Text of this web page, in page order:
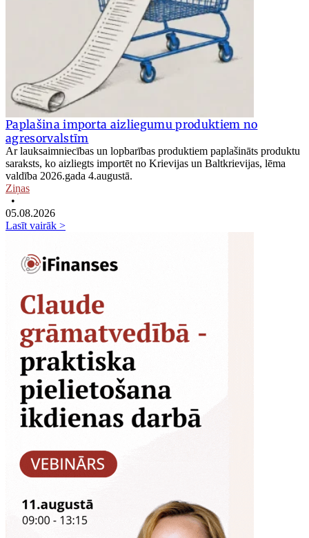
Paplašina importa aizliegumu produktiem no
agresorvalstīm
Ar lauksaimniecības un lopbarības produktiem paplašināts produktu
saraksts, ko aizliegts importēt no Krievijas un Baltkrievijas, lēma
valdība 2026.gada 4.augustā.
Ziņas
•
05.08.2026
Lasīt vairāk >